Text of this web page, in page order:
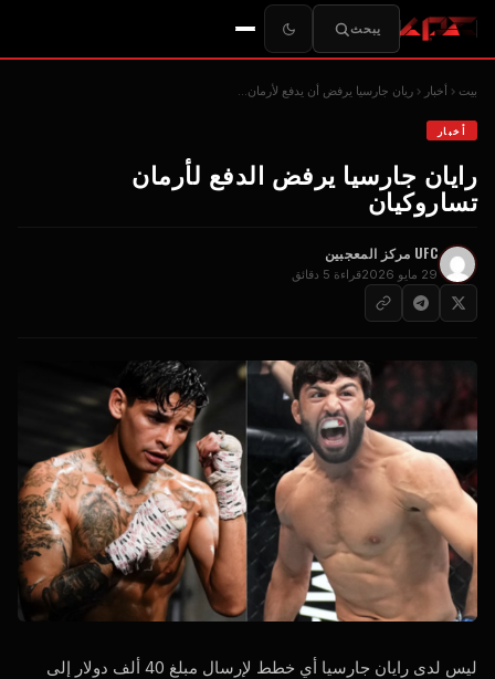
يبحث
بيت أخبار ريان جارسيا يرفض أن يدفع لأرمان...
أخبار
رايان جارسيا يرفض الدفع لأرمان
تساروكيان
UFC مركز المعجبين
29 مايو 2026 قراءة 5 دقائق
ليس لدى رايان جارسيا أي خطط لإرسال مبلغ 40 ألف دولار إلى